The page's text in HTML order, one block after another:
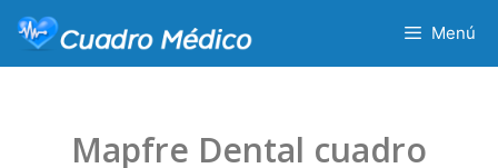
Menú
Mapfre Dental cuadro